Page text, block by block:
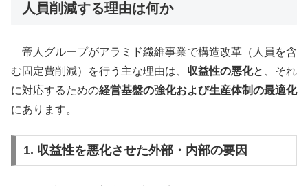
人員削減する理由は何か
帝人グループがアラミド繊維事業で構造改革（人員を含
む固定費削減）を行う主な理由は、 収益性の悪化と、それ
に対応するための経営基盤の強化および生産体制の最適化
にあります。
1. 収益性を悪化させた外部・内部の要因